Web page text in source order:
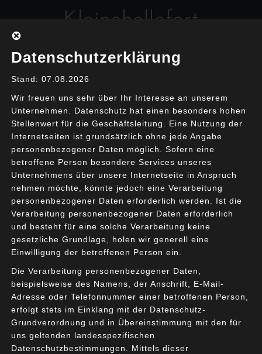
content
Kleinehellefort
Malware
Die Risiken des
Datenverlustes
31. Juli 2020 IT-Governance
Datenschutzerklärung
Stand: 07.08.2026
Wir freuen uns sehr über Ihr Interesse an unserem
Unternehmen. Datenschutz hat einen besonders hohen
Stellenwert für die Geschäftsleitung. Eine Nutzung der
Internetseiten ist grundsätzlich ohne jede Angabe
personenbezogener Daten möglich. Sofern eine
betroffene Person besondere Services unseres
Unternehmens über unsere Internetseite in Anspruch
nehmen möchte, könnte jedoch eine Verarbeitung
personenbezogener Daten erforderlich werden. Ist die
Verarbeitung personenbezogener Daten erforderlich
und besteht für eine solche Verarbeitung keine
gesetzliche Grundlage, holen wir generell eine
Einwilligung der betroffenen Person ein.
Die Verarbeitung personenbezogener Daten,
beispielsweise des Namens, der Anschrift, E-Mail-
Adresse oder Telefonnummer einer betroffenen Person,
erfolgt stets im Einklang mit der Datenschutz-
Grundverordnung und in Übereinstimmung mit den für
uns geltenden landesspezifischen
Datenschutzbestimmungen. Mittels dieser